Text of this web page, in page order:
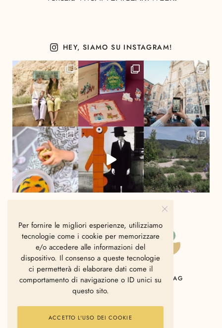
HEY, SIAMO SU INSTAGRAM!
2006 - 2025 © Polkadot
HOME CHI SIAMO CONTATTI MAG
Per fornire le migliori esperienze, utilizziamo
tecnologie come i cookie per memorizzare
e/o accedere alle informazioni del
dispositivo. Il consenso a queste tecnologie
ci permetterà di elaborare dati come il
comportamento di navigazione o ID unici su
questo sito.
ACCETTO L'USO DEI COOKIE